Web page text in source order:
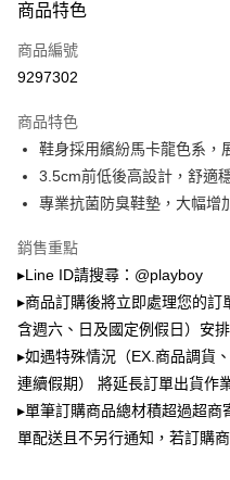
2.付款方式選擇「大哥付你分期」
成交易。
3.實際核准額度、可分期數及費用
消。如遇「轉專審核」未通過狀況
法說明評估內容。
【繳款方式說明】
1.分期款項不併入電信帳單，「大
2.透過簡訊連結打開帳單後，可選
【注意事項】
1.本服務係由「台灣大哥大股份有
用戶於交易時，得透過本服務購買
買賣價金債權讓與本公司後，依約
2.基於同意付款使用「大哥付你分
資料（包含姓名、電話或地址）提
由本公司與您本人進行分期帳單所
3.完整用戶服務條款，請詳閱以下
運送方式
全家取貨付款
付款後全家取貨
每筆NT$100，滿NT$700(含以
每筆NT$100，滿NT$900(含以
付款後萊爾富取貨
7-11取貨付款
每筆NT$100，滿NT$900(含以
付款後7-11取貨
商品特色
商品編號
9297302
商品特色
鞋身採用繽紛馬卡龍色系，
3.5cm前低後高設計，舒適
專業抗菌防臭鞋墊，大幅增
銷售重點
▸Line ID請搜尋：@playboy
▸商品訂購後將立即處理您的
含週六、日及國定例假日）安
▸如遇特殊情況（EX.商品調貨
連續假期） 將延長訂單出貨作
▸單筆訂購商品總材積超過超
單配送且不另行通知，若訂購